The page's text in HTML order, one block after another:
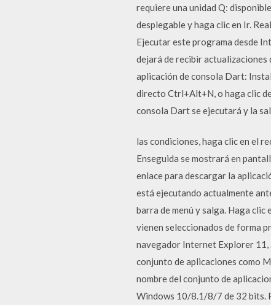
requiere una unidad Q:
desplegable y haga clic en Ir.
Ejecutar este programa desde
dejará de recibir actualizaciones
aplicación de consola Dart:
directo Ctrl+Alt+N, o haga clic
consola Dart se ejecutará y la
las condiciones, haga clic en el
Enseguida se mostrará en
enlace para descargar la
está ejecutando actualmente
barra de menú y salga. Haga
vienen seleccionados de forma
navegador Internet Explorer 11,
conjunto de aplicaciones como
nombre del conjunto de
Windows 10/8.1/8/7 de 32 bits.